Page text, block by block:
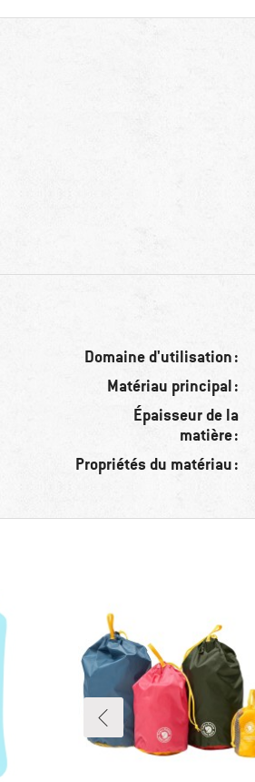
Domaine d'utilisation :
Matériau principal :
Épaisseur de la
matière :
Propriétés du matériau :